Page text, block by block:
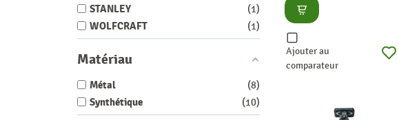
STANLEY 1
WOLFCRAFT 1
Matériau
Métal 8
Synthétique 10
Consulter
Ajouter au
comparateur